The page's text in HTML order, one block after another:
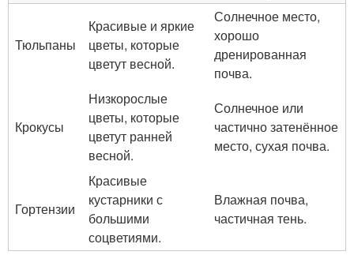
Тюльпаны
Красивые и яркие
цветы, которые
цветут весной.
Солнечное место,
хорошо
дренированная
почва.
Крокусы
Низкорослые
цветы, которые
цветут ранней
весной.
Солнечное или
частично затенённое
место, сухая почва.
Гортензии
Красивые
кустарники с
большими
соцветиями.
Влажная почва,
частичная тень.